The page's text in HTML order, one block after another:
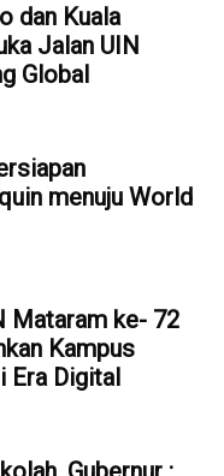
dan Kuala
Jalan UIN
Global
menuju World
Mataram ke- 72
Kampus
Era Digital